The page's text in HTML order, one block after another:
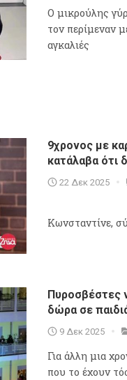
Ο μικρούλης
τον περίμεναν
αγκαλιές
9χρονος με
κατάλαβα ότι
22 Δεκ 2025
Κωνσταντίνε,
Πυροσβέστες
δώρα σε
9 Δεκ 2025
Για άλλη μια
που το έχουν